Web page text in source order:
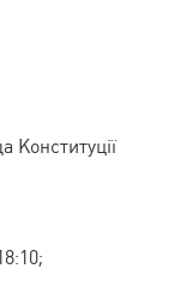
Конституції